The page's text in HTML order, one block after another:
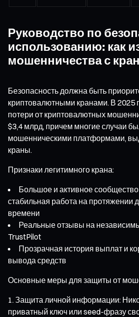
Руководство по
использованию: как
мошенничества с
Безопасность должна быть
криптовалютными кранами. В 2025
потери от криптовалютных
$3,4 млрд, причем многие случаи
мошенническими платформами,
краны.
Признаки легитимного крана:
Большое и активное сообщество
стабильная работа на протяжении
времени
Реальные отзывы на
TrustPilot
Прозрачная история выплат и
вывода средств
Основные меры для защиты от
Защита личной информации:
приватный ключ или seed-фразу